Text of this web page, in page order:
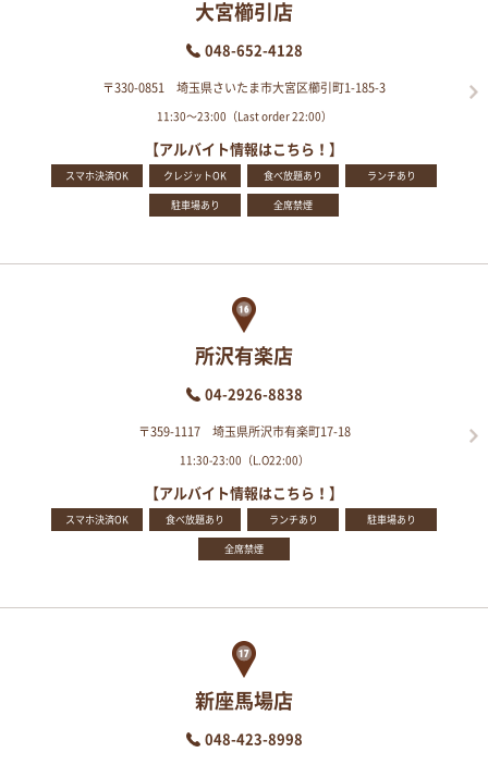
大宮櫛引店
048-652-4128
〒330-0851 埼玉県さいたま市大宮区櫛引町1-185-3
11:30～23:00（Last order 22:00）
【アルバイト情報はこちら！】
スマホ決済OK クレジットOK 食べ放題あり ランチあり
駐車場あり 全席禁煙
所沢有楽店
04-2926-8838
〒359-1117 埼玉県所沢市有楽町17-18
11:30-23:00（L.O22:00）
【アルバイト情報はこちら！】
スマホ決済OK 食べ放題あり ランチあり 駐車場あり
全席禁煙
新座馬場店
048-423-8998